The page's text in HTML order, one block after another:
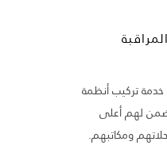
تركيب أنظمة
لهم أعلى
ومكاتبهم.